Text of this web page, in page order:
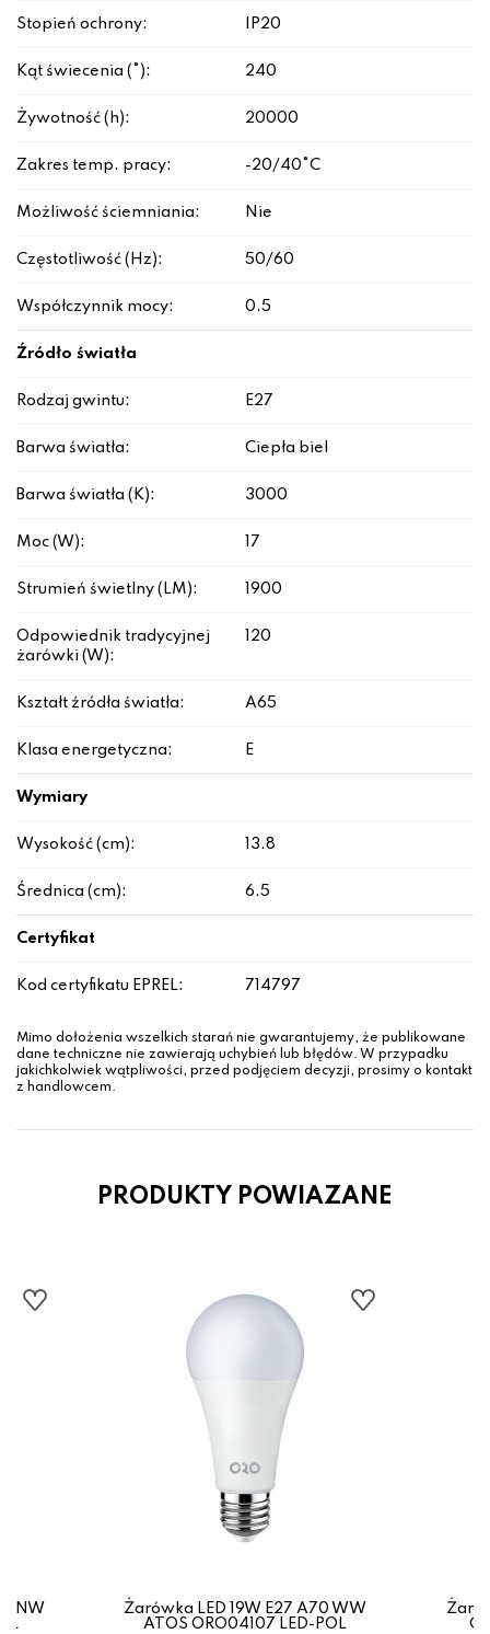
Stopień ochrony: IP20
Kąt świecenia (°): 240
Żywotność (h): 20000
Zakres temp. pracy: -20/40°C
Możliwość ściemniania: Nie
Częstotliwość (Hz): 50/60
Współczynnik mocy: 0.5
Źródło światła
Rodzaj gwintu: E27
Barwa światła: Ciepła biel
Barwa światła (K): 3000
Moc (W): 17
Strumień świetlny (LM): 1900
Odpowiednik tradycyjnej
żarówki (W):
120
Kształt źródła światła: A65
Klasa energetyczna: E
Wymiary
Wysokość (cm): 13.8
Średnica (cm): 6.5
Certyfikat
Kod certyfikatu EPREL: 714797
Mimo dołożenia wszelkich starań nie gwarantujemy, że publikowane
dane techniczne nie zawierają uchybień lub błędów. W przypadku
jakichkolwiek wątpliwości, przed podjęciem decyzji, prosimy o kontakt
z handlowcem.
PRODUKTY POWIAZANE
NW
Żarówka LED 19W E27 A70 WW
ATOS ORO04107 LED-POL